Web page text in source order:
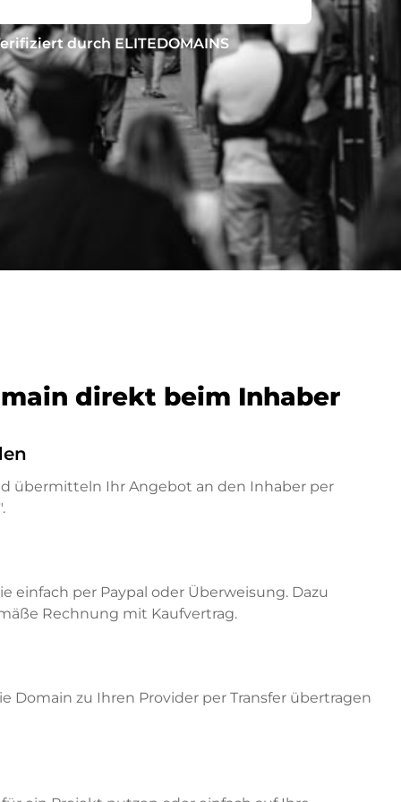
durch ELITEDOMAINS
direkt beim Inhaber
übermitteln Ihr Angebot an den Inhaber per
einfach per Paypal oder Überweisung. Dazu
Rechnung mit Kaufvertrag.
Domain zu Ihren Provider per Transfer übertragen